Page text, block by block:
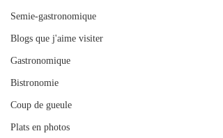
Semie-gastronomique
Blogs que j'aime visiter
Gastronomique
Bistronomie
Coup de gueule
Plats en photos